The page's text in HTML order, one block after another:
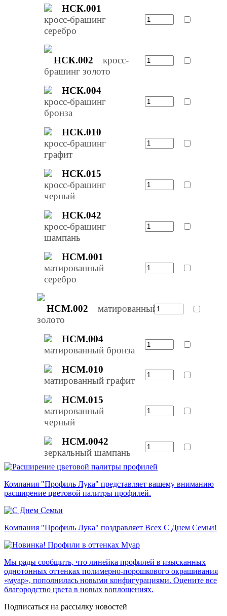
НСК.001
кросс-брашинг
серебро
НСК.002
кросс-
брашинг золото
НСК.004
кросс-брашинг
бронза
НСК.010
кросс-брашинг
графит
НСК.015
кросс-брашинг
черный
НСК.042
кросс-брашинг
шампань
НСМ.001
матированный
серебро
НСМ.002
матированный
золото
НСМ.004
матированный бронза
НСМ.010
матированный графит
НСМ.015
матированный
черный
НСМ.0042
зеркальный шампань
Компания "Профиль Лука" представляет вашему вниманию
расширение цветовой палитры профилей.
Компания "Профиль Лука" поздравляет Всех С Днем Семьи!
Мы рады сообщить, что линейка профилей в изысканных
однотонных оттенках полимерно-порошкового окрашивания
«муар», пополнилась новыми конфигурациями. Оцените все
благородство цвета в новых воплощениях.
Подписаться на рассылку новостей